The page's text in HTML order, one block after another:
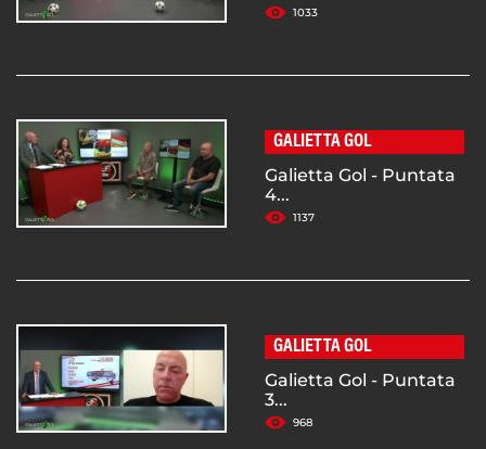
1033
GALIETTA GOL
Galietta Gol - Puntata
4...
1137
GALIETTA GOL
Galietta Gol - Puntata
3...
968